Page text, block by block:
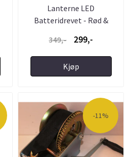
Lanterne LED
Batteridrevet - Rød &
349,- 299,-
Kjøp
-11%